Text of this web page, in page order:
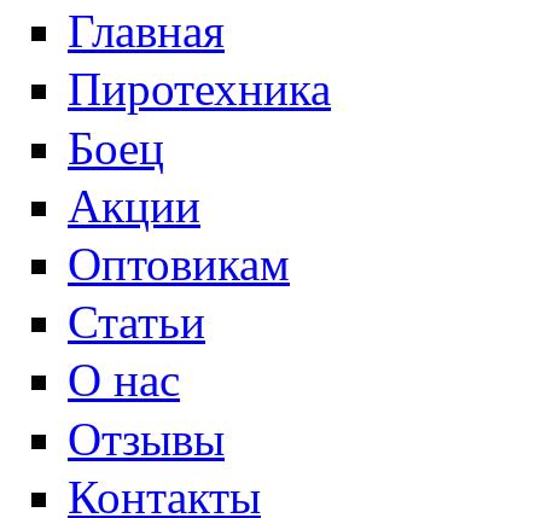
Главная
Пиротехника
Боец
Акции
Оптовикам
Статьи
О нас
Отзывы
Контакты